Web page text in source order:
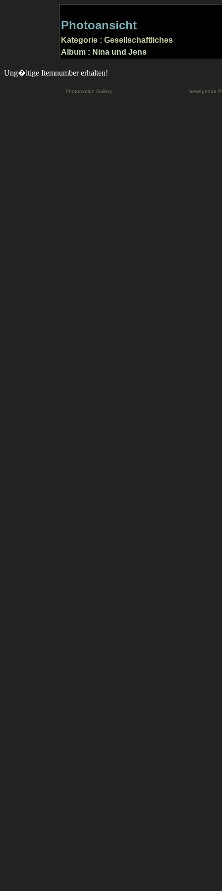
Photoansicht
Kategorie : Gesellschaftliches
Album : Nina und Jens
Ung�ltige Itemnumber erhalten!
Photomotion Gallery bewegende